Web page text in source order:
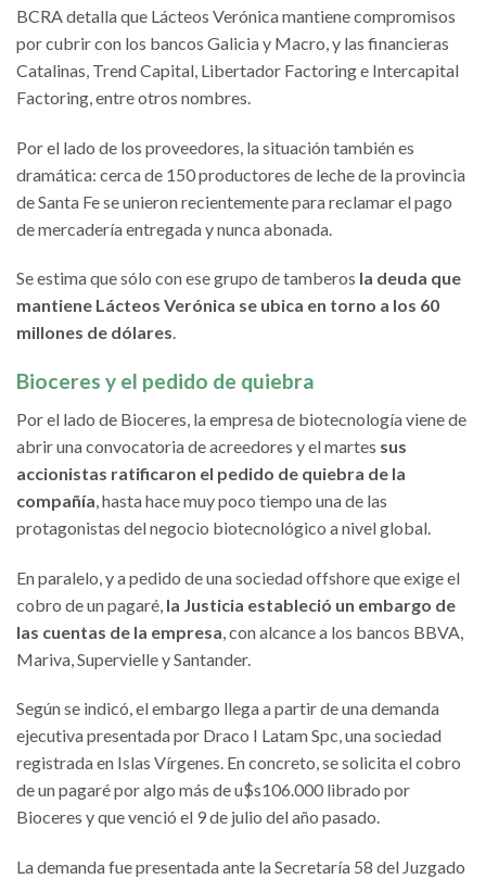
BCRA detalla que Lácteos Verónica mantiene compromisos
por cubrir con los bancos Galicia y Macro, y las financieras
Catalinas, Trend Capital, Libertador Factoring e Intercapital
Factoring, entre otros nombres.
Por el lado de los proveedores, la situación también es
dramática: cerca de 150 productores de leche de la provincia
de Santa Fe se unieron recientemente para reclamar el pago
de mercadería entregada y nunca abonada.
Se estima que sólo con ese grupo de tamberos la deuda que
mantiene Lácteos Verónica se ubica en torno a los 60
millones de dólares.
Bioceres y el pedido de quiebra
Por el lado de Bioceres, la empresa de biotecnología viene de
abrir una convocatoria de acreedores y el martes sus
accionistas ratificaron el pedido de quiebra de la
compañía , hasta hace muy poco tiempo una de las
protagonistas del negocio biotecnológico a nivel global.
En paralelo, y a pedido de una sociedad offshore que exige el
cobro de un pagaré, la Justicia estableció un embargo de
las cuentas de la empresa , con alcance a los bancos BBVA,
Mariva, Supervielle y Santander.
Según se indicó, el embargo llega a partir de una demanda
ejecutiva presentada por Draco I Latam Spc, una sociedad
registrada en Islas Vírgenes. En concreto, se solicita el cobro
de un pagaré por algo más de u$s106.000 librado por
Bioceres y que venció el 9 de julio del año pasado.
La demanda fue presentada ante la Secretaría 58 del Juzgado